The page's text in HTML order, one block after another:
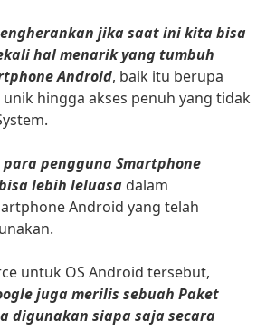
jika saat ini kita bisa
hal menarik yang tumbuh
Android, baik itu berupa
hingga akses penuh yang tidak
para pengguna Smartphone
lebih leluasa dalam
Android yang telah
untuk OS Android tersebut,
juga merilis sebuah Paket
digunakan siapa saja secara